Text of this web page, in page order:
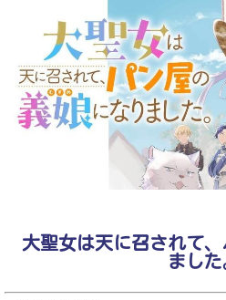
大聖女は天に召されて
ました